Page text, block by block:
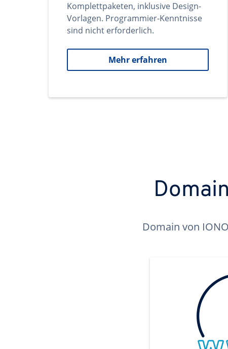
Komplettpaketen, inklusive Design-
Vorlagen. Programmier-Kenntnisse
sind nicht erforderlich.
Mehr erfahren
Domain von